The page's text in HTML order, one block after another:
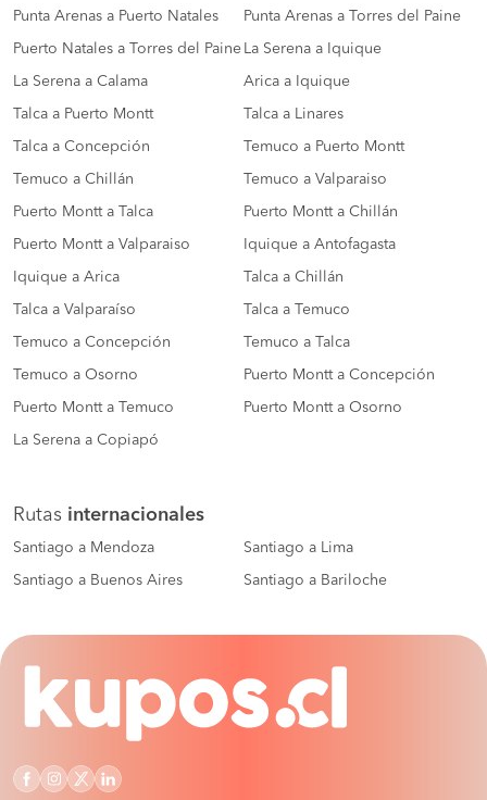
Punta Arenas a Puerto Natales Punta Arenas a Torres del Paine
Puerto Natales a Torres del Paine La Serena a Iquique
La Serena a Calama Arica a Iquique
Talca a Puerto Montt Talca a Linares
Talca a Concepción Temuco a Puerto Montt
Temuco a Chillán Temuco a Valparaiso
Puerto Montt a Talca Puerto Montt a Chillán
Puerto Montt a Valparaiso Iquique a Antofagasta
Iquique a Arica Talca a Chillán
Talca a Valparaíso Talca a Temuco
Temuco a Concepción Temuco a Talca
Temuco a Osorno Puerto Montt a Concepción
Puerto Montt a Temuco Puerto Montt a Osorno
La Serena a Copiapó
Rutas internacionales
Santiago a Mendoza Santiago a Lima
Santiago a Buenos Aires Santiago a Bariloche